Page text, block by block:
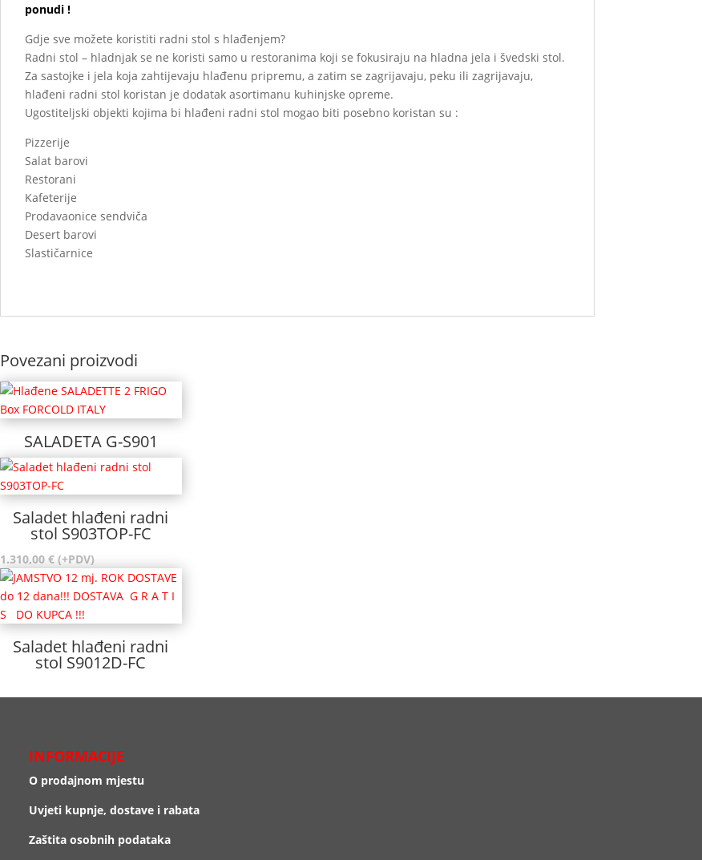
ponudi !
Gdje sve možete koristiti radni stol s hlađenjem?
Radni stol – hladnjak se ne koristi samo u restoranima koji se fokusiraju na hladna jela i švedski stol.
Za sastojke i jela koja zahtijevaju hlađenu pripremu, a zatim se zagrijavaju, peku ili zagrijavaju,
hlađeni radni stol koristan je dodatak asortimanu kuhinjske opreme.
Ugostiteljski objekti kojima bi hlađeni radni stol mogao biti posebno koristan su :
Pizzerije
Salat barovi
Restorani
Kafeterije
Prodavaonice sendviča
Desert barovi
Slastičarnice
Povezani proizvodi
SALADETA G-S901
Saladet hlađeni radni
stol S903TOP-FC
1.310,00 € (+PDV)
Saladet hlađeni radni
stol S9012D-FC
INFORMACIJE
O prodajnom mjestu
Uvjeti kupnje, dostave i rabata
Zaštita osobnih podataka